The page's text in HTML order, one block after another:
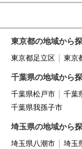
東京都の地域から
東京都足立区 東京
千葉県の地域から
千葉県松戸市 千葉
千葉県我孫子市
埼玉県の地域から
埼玉県八潮市 埼玉